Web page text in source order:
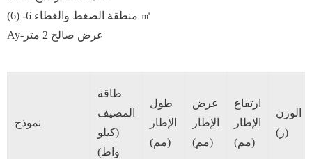
(6) -منطقة الضغط والغطاء 6 ㎡
Ay-عرض صالح 2 متر
نموذج
طاقة
المضيف
(كيلو
واط)
طول
الإطار
(مم)
عرض
الإطار
(مم)
ارتفاع
الإطار
(مم)
الوزن
(ر)